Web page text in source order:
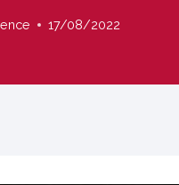
17/08/2022